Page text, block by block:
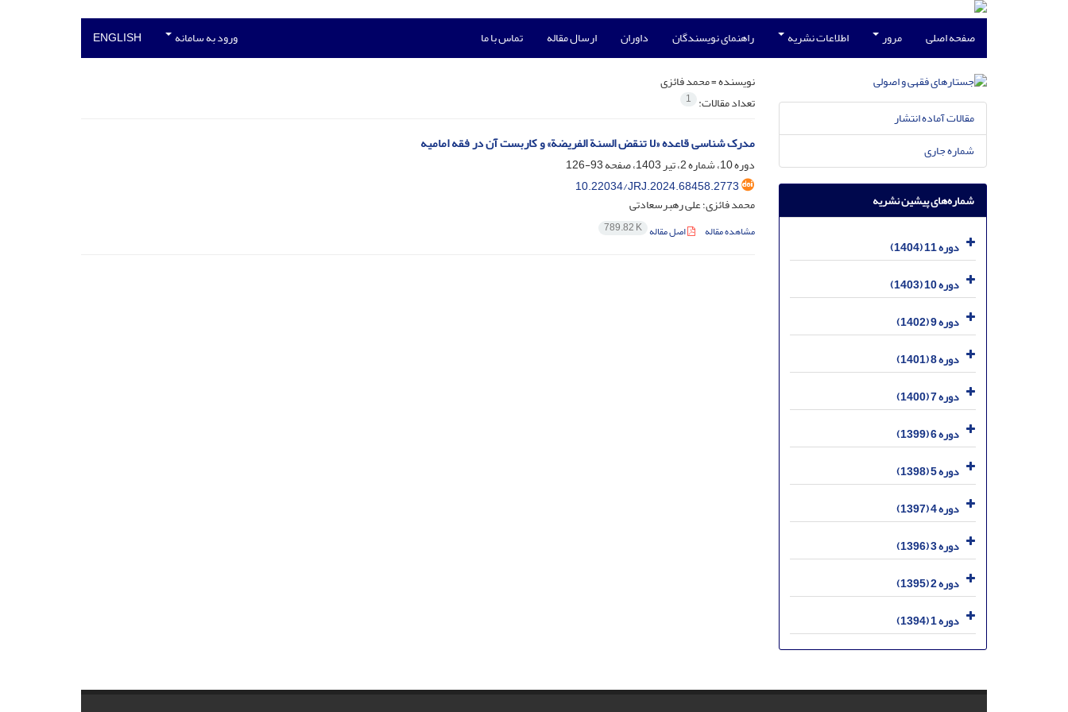
صفحه اصلی مرور اطلاعات نشریه راهنمای نویسندگان داوران ارسال مقاله تماس با ما ورود به سامانه ENGLISH
نویسنده =محمد فائزی
تعداد مقالات: 1
مدرک شناسی قاعده «لا تنقض السنة الفریضة» و کاربست آن در فقه امامیه
دوره 10، شماره 2، تیر 1403، صفحه
93-126
10.22034/JRJ.2024.68458.2773
محمد فائزی؛ علی رهبرسعادتی
مشاهده مقاله اصل مقاله 789.82 K
مقالات آماده انتشار
شماره جاری
شماره‌های پیشین نشریه
دوره 11 (1404)
دوره 10 (1403)
دوره 9 (1402)
دوره 8 (1401)
دوره 7 (1400)
دوره 6 (1399)
دوره 5 (1398)
دوره 4 (1397)
دوره 3 (1396)
دوره 2 (1395)
دوره 1 (1394)